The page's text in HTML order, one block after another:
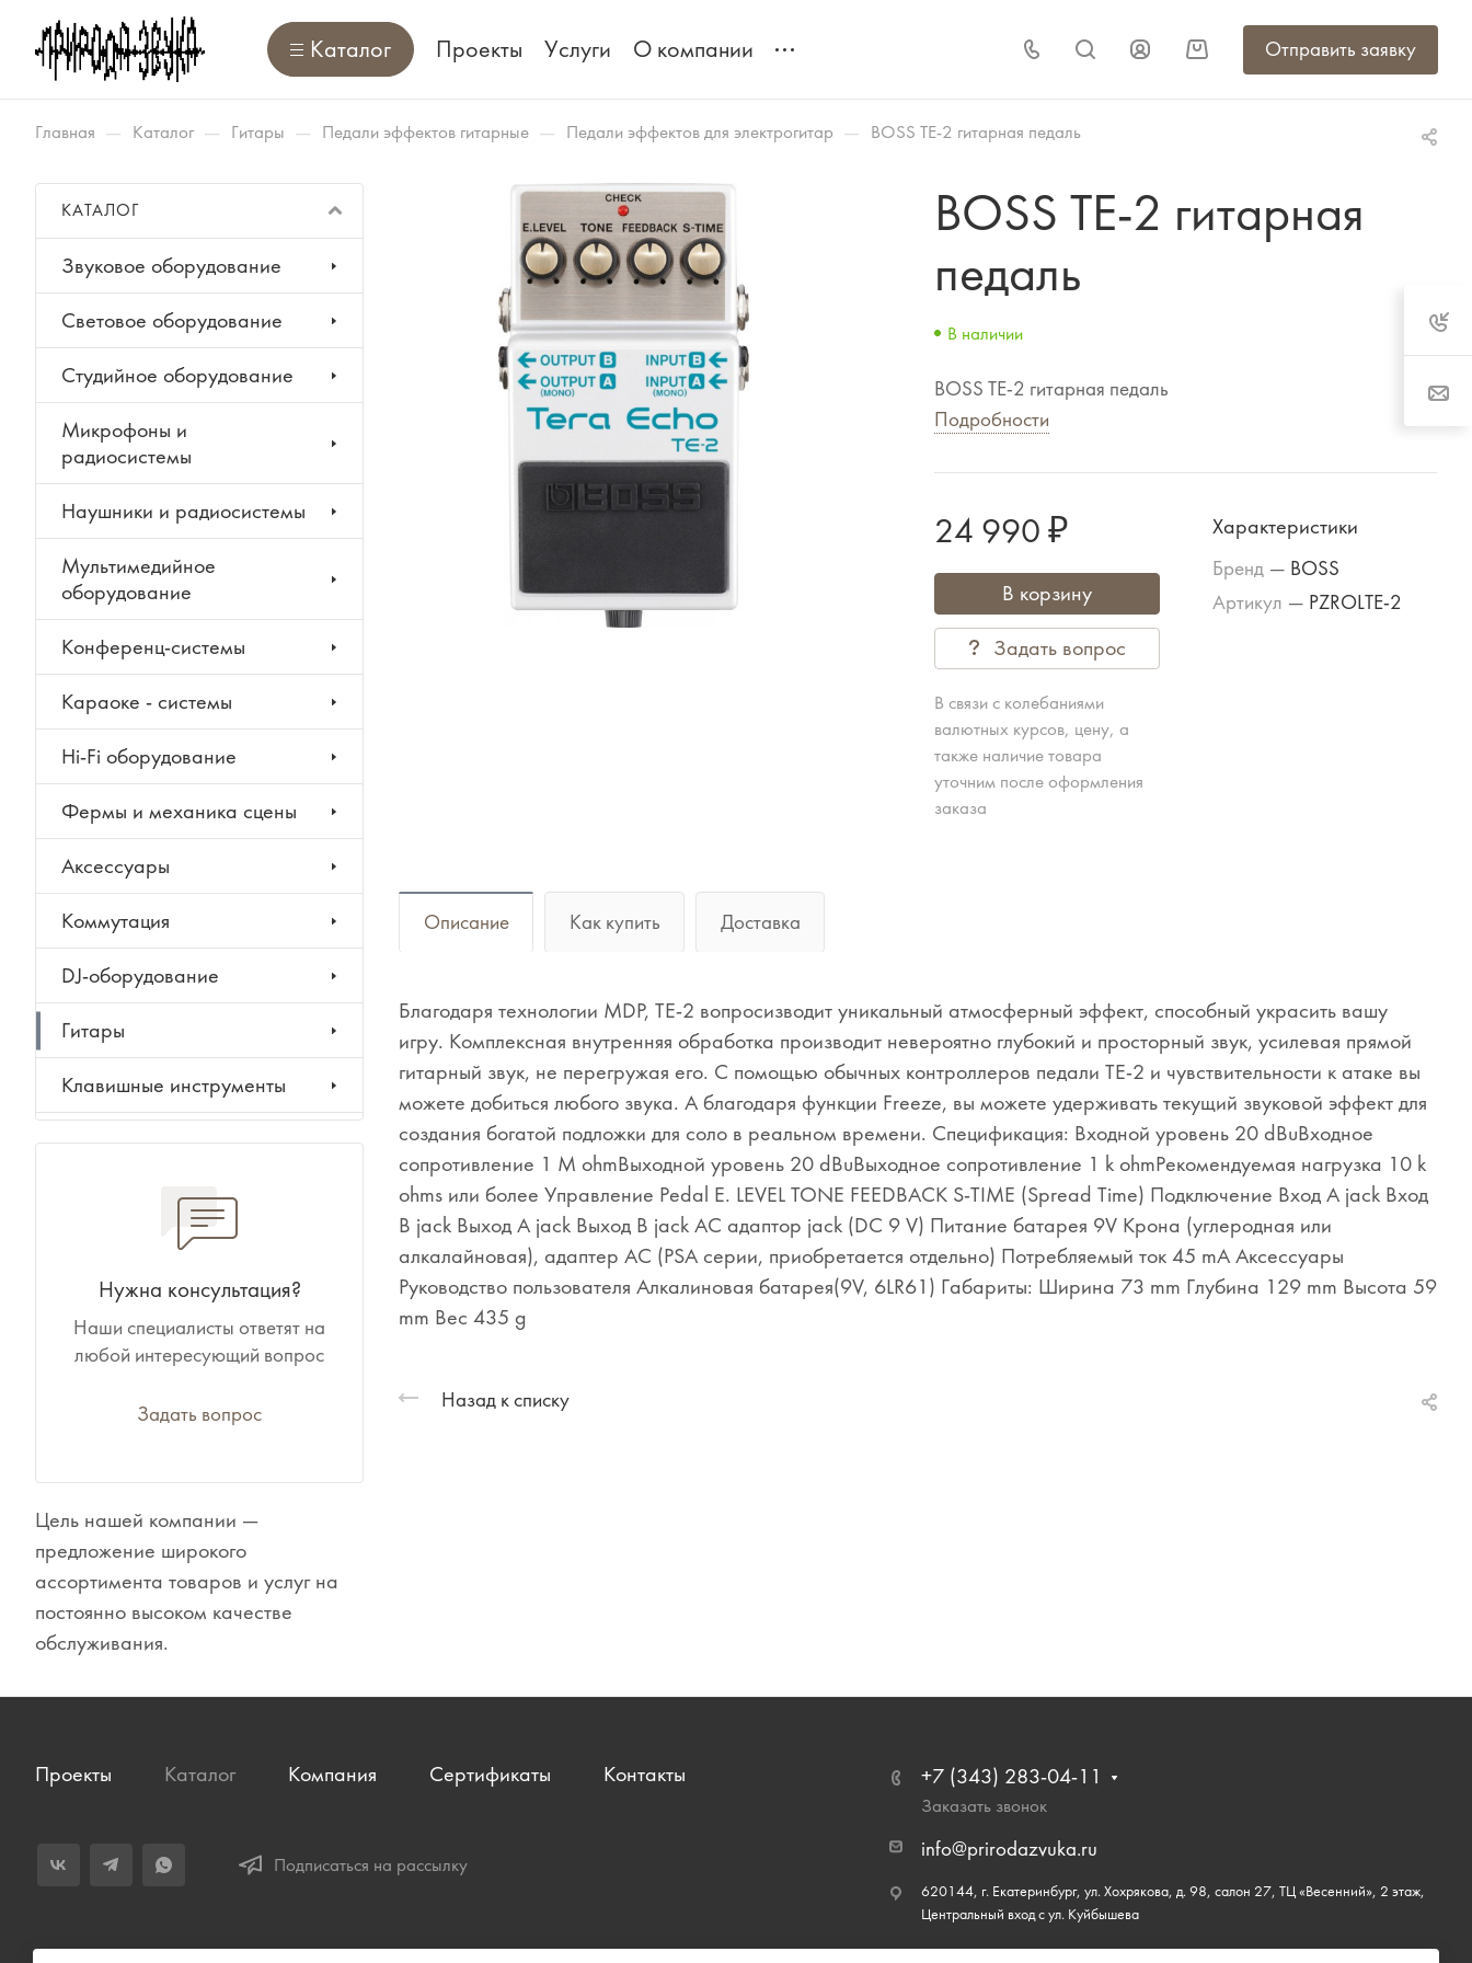
Каталог Проекты Услуги О компании Отправить заявку
Главная — Каталог — Гитары — Педали эффектов гитарные — Педали эффектов для электрогитар — BOSS TE-2 гитарная педаль
BOSS TE-2 гитарная
педаль
В наличии
BOSS TE-2 гитарная педаль
Подробности
24 990 ₽
В корзину
Задать вопрос
В связи с колебаниями
валютных курсов, цену, а
также наличие товара
уточним после оформления
заказа
Характеристики
Бренд — BOSS
Артикул — PZROLTE-2
Описание Как купить Доставка
Благодаря технологии MDP, TE-2 вопросизводит уникальный атмосферный эффект, способный украсить вашу
игру. Комплексная внутренняя обработка производит невероятно глубокий и просторный звук, усилевая прямой
гитарный звук, не перегружая его. С помощью обычных контроллеров педали TE-2 и чувствительности к атаке вы
можете добиться любого звука. А благодаря функции Freeze, вы можете удерживать текущий звуковой эффект для
создания богатой подложки для соло в реальном времени. Спецификация: Входной уровень 20 dBuВходное
сопротивление 1 M ohmВыходной уровень 20 dBuВыходное сопротивление 1 k ohmРекомендуемая нагрузка 10 k
ohms или более Управление Pedal E. LEVEL TONE FEEDBACK S-TIME (Spread Time) Подключение Вход А jack Вход
В jack Выход А jack Выход В jack AC адаптор jack (DC 9 V) Питание батарея 9V Крона (углеродная или
алкалайновая), адаптер AC (PSA серии, приобретается отдельно) Потребляемый ток 45 mA Аксессуары
Руководство пользователя Алкалиновая батарея(9V, 6LR61) Габариты: Ширина 73 mm Глубина 129 mm Высота 59
mm Вес 435 g
Назад к списку
КАТАЛОГ
Звуковое оборудование
Световое оборудование
Студийное оборудование
Микрофоны и
радиосистемы
Наушники и радиосистемы
Мультимедийное
оборудование
Конференц-системы
Караоке - системы
Hi-Fi оборудование
Фермы и механика сцены
Аксессуары
Коммутация
DJ-оборудование
Гитары
Клавишные инструменты
Ударные инструменты
Духовые инструменты
Классические инструменты
Народные инструменты
Баяны, аккордеоны,
Одежда
Нужна консультация?
Наши специалисты ответят на
любой интересующий вопрос
Задать вопрос
Цель нашей компании —
предложение широкого
ассортимента товаров и услуг на
постоянно высоком качестве
обслуживания.
Проекты Каталог Компания Сертификаты Контакты
Подписаться на рассылку
+7 (343) 283-04-11
Заказать звонок
info@prirodazvuka.ru
620144, г. Екатеринбург, ул. Хохрякова, д. 98, салон 27, ТЦ «Весенний», 2 этаж,
Центральный вход с ул. Куйбышева